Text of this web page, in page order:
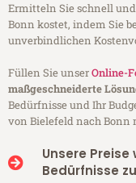
Ermitteln Sie schnell
Bonn kostet, indem Sie
unverbindlichen
Füllen Sie unserOnline-
maßgeschneiderte
Bedürfnisse und Ihr
von Bielefeld nach Bonn
Unsere
Bedürfnisse